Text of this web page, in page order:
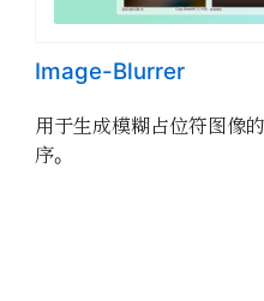
Image-Blurrer
用于生成模糊占位符图像
序。